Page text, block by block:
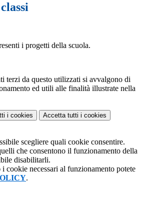
i progetti della scuola.
terzi da questo utilizzati si avvalgono di
ed utili alle finalità illustrate nella
i cookies Accetta tutti i cookies
scegliere quali cookie consentire.
che consentono il funzionamento della
disabilitarli.
cookie necessari al funzionamento potete
.